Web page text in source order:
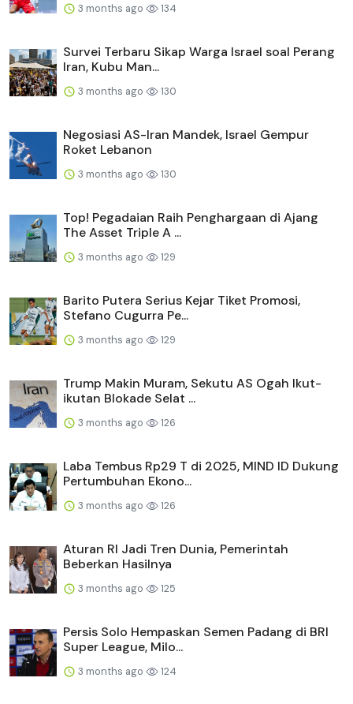
3 months ago 134
Survei Terbaru Sikap Warga Israel soal Perang
Iran, Kubu Man...
3 months ago 130
Negosiasi AS-Iran Mandek, Israel Gempur
Roket Lebanon
3 months ago 130
Top! Pegadaian Raih Penghargaan di Ajang
The Asset Triple A ...
3 months ago 129
Barito Putera Serius Kejar Tiket Promosi,
Stefano Cugurra Pe...
3 months ago 129
Trump Makin Muram, Sekutu AS Ogah Ikut-
ikutan Blokade Selat ...
3 months ago 126
Laba Tembus Rp29 T di 2025, MIND ID Dukung
Pertumbuhan Ekono...
3 months ago 126
Aturan RI Jadi Tren Dunia, Pemerintah
Beberkan Hasilnya
3 months ago 125
Persis Solo Hempaskan Semen Padang di BRI
Super League, Milo...
3 months ago 124